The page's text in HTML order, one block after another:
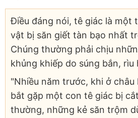
Điều đáng nói, tê giác là một
vật bị săn giết tàn bạo nhất
Chúng thường phải chịu
khủng khiếp do súng bắn, rìu
"Nhiều năm trước, khi ở châu
bắt gặp một con tê giác bị
thường, những kẻ săn trộm